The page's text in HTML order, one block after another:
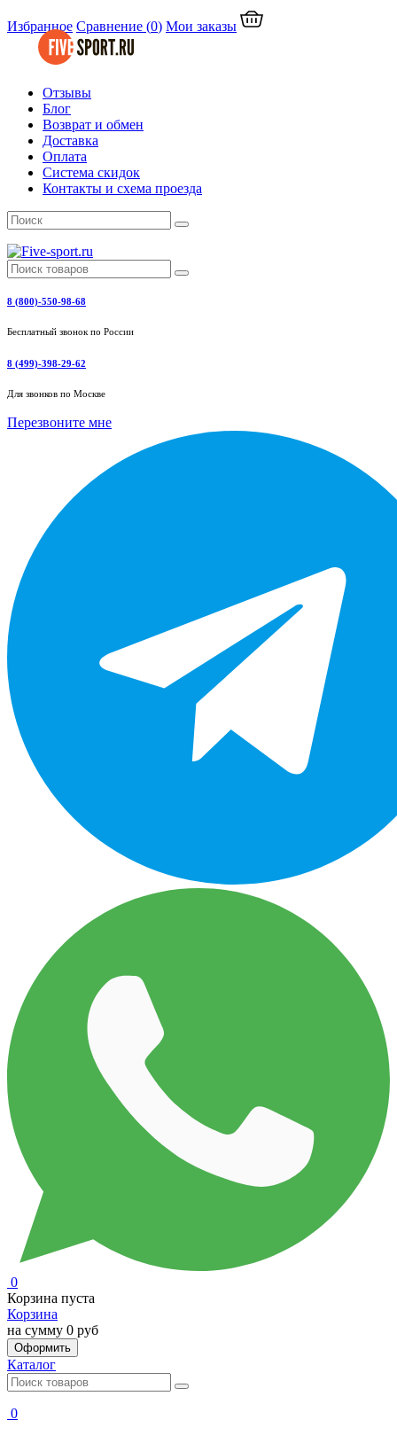
Избранное Сравнение (0) Мои заказы
Отзывы
Блог
Возврат и обмен
Доставка
Оплата
Система скидок
Контакты и схема проезда
8 (800)-550-98-68
Бесплатный звонок по России
8 (499)-398-29-62
Для звонков по Москве
Перезвоните мне
0
Корзина пуста
Корзина
на сумму 0 руб
Оформить
Каталог
0